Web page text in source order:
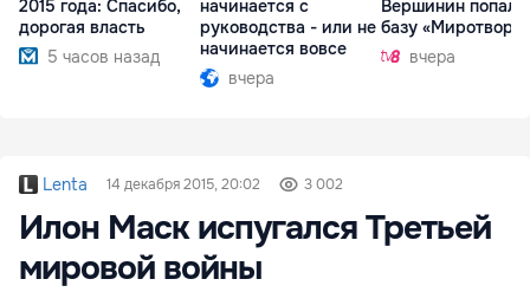
2015 года: Спасибо,
дорогая власть
5 часов назад
начинается с
руководства - или не
начинается вовсе
вчера
Вершинин попал в
базу
вчера
Lenta 14 декабря 2015, 20:02 3 002
Илон Маск испугался Третьей
мировой войны